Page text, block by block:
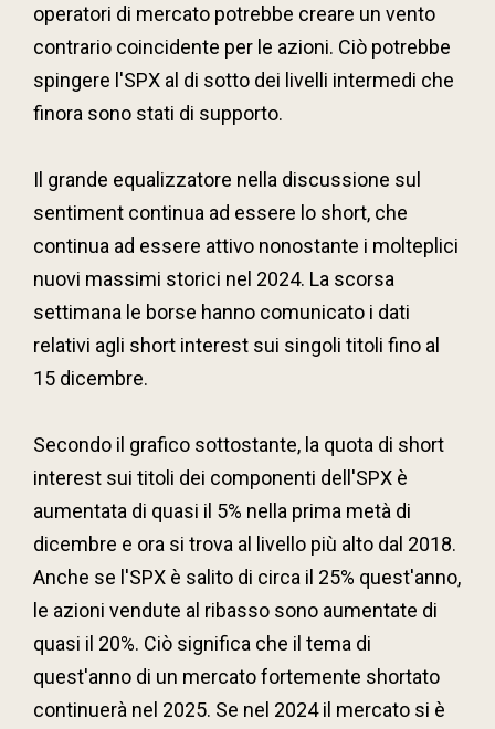
operatori di mercato potrebbe creare un vento
contrario coincidente per le azioni. Ciò potrebbe
spingere l'SPX al di sotto dei livelli intermedi che
finora sono stati di supporto.
Il grande equalizzatore nella discussione sul
sentiment continua ad essere lo short, che
continua ad essere attivo nonostante i molteplici
nuovi massimi storici nel 2024. La scorsa
settimana le borse hanno comunicato i dati
relativi agli short interest sui singoli titoli fino al
15 dicembre.
Secondo il grafico sottostante, la quota di short
interest sui titoli dei componenti dell'SPX è
aumentata di quasi il 5% nella prima metà di
dicembre e ora si trova al livello più alto dal 2018.
Anche se l'SPX è salito di circa il 25% quest'anno,
le azioni vendute al ribasso sono aumentate di
quasi il 20%. Ciò significa che il tema di
quest'anno di un mercato fortemente shortato
continuerà nel 2025. Se nel 2024 il mercato si è